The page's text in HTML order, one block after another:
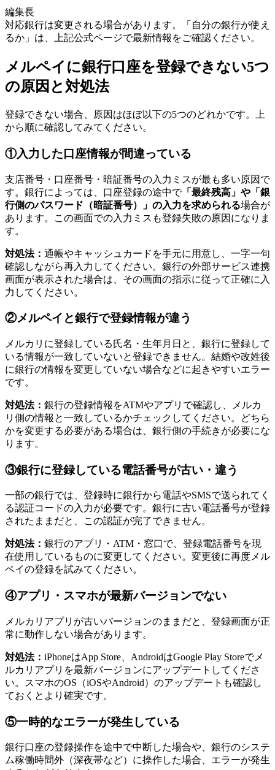
編集長
対応銀行は変更される場合があります。「自分の銀行が使え
るか」は、上記公式ページで最新情報をご確認ください。
メルペイに銀行口座を登録できない5つ
の原因と対処法
登録できない場合、原因はほぼ以下の5つのどれかです。上
から順に確認してみてください。
①入力した口座情報が間違っている
支店番号・口座番号・暗証番号の入力ミスが最も多い原因で
す。銀行によっては、口座登録の途中で「最終残高」や「銀
行側のパスワード（暗証番号）」の入力を求められる場合が
あります。この画面での入力ミスも登録失敗の原因になりま
す。
対処法： 通帳やキャッシュカードを手元に用意し、一字一句
確認しながら再入力してください。銀行の外部サービス連携
画面が表示された場合は、その画面の指示に従って正確に入
力してください。
②メルペイと銀行で登録情報が違う
メルカリに登録している氏名・生年月日と、銀行に登録して
いる情報が一致していないと登録できません。結婚や改姓後
に銀行の情報を変更していない場合などに起きやすいエラー
です。
対処法： 銀行の登録情報をATMやアプリで確認し、メルカ
リ側の情報と一致しているかチェックしてください。どちら
かを変更する必要がある場合は、銀行側の手続きが必要にな
ります。
③銀行に登録している電話番号が古い・違う
一部の銀行では、登録時に銀行から電話やSMSで送られてく
る認証コードの入力が必要です。銀行に古い電話番号が登録
されたままだと、この認証が完了できません。
対処法： 銀行のアプリ・ATM・窓口で、登録電話番号を現
在使用しているものに変更してください。変更後に再度メル
ペイの登録を試みてください。
④アプリ・スマホが最新バージョンでない
メルカリアプリが古いバージョンのままだと、登録画面が正
常に動作しない場合があります。
対処法： iPhoneはApp Store、AndroidはGoogle Play Storeでメ
ルカリアプリを最新バージョンにアップデートしてくださ
い。スマホのOS（iOSやAndroid）のアップデートも確認し
ておくとより確実です。
⑤一時的なエラーが発生している
銀行口座の登録操作を途中で中断した場合や、銀行のシステ
ム稼働時間外（深夜帯など）に操作した場合、エラーが発生